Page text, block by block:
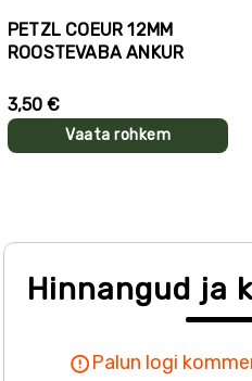
PETZL COEUR 12MM
ROOSTEVABA ANKUR
3,50 €
Vaata rohkem
Hinnangud ja
Palun logi